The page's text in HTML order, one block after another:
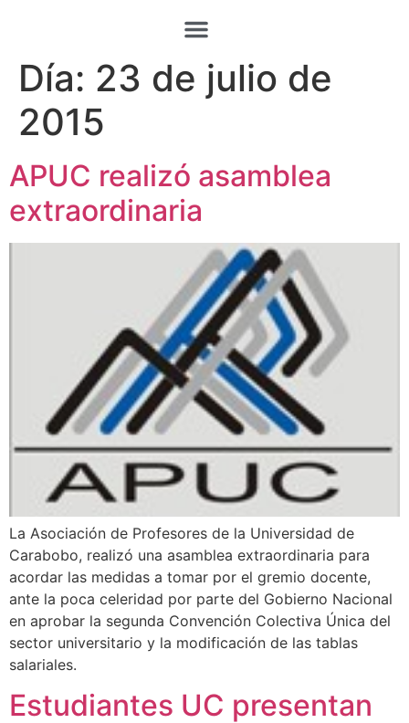
Día: 23 de julio de
2015
APUC realizó asamblea
extraordinaria
La Asociación de Profesores de la Universidad de
Carabobo, realizó una asamblea extraordinaria para
acordar las medidas a tomar por el gremio docente,
ante la poca celeridad por parte del Gobierno Nacional
en aprobar la segunda Convención Colectiva Única del
sector universitario y la modificación de las tablas
salariales.
Estudiantes UC presentan